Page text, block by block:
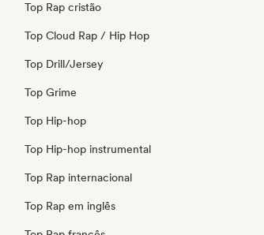
Top Rap cristão
Top Cloud Rap / Hip Hop
Top Drill/Jersey
Top Grime
Top Hip-hop
Top Hip-hop instrumental
Top Rap internacional
Top Rap em inglês